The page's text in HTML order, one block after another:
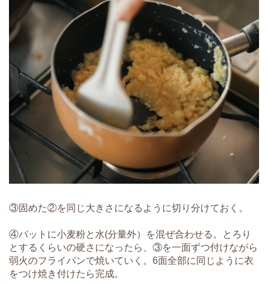
③固めた②を同じ大きさになるように切り分けておく。
④バットに小麦粉と水(分量外）を混ぜ合わせる。とろり
とするくらいの硬さになったら、③を一面ずつ付けながら
弱火のフライパンで焼いていく。6面全部に同じように衣
をつけ焼き付けたら完成。